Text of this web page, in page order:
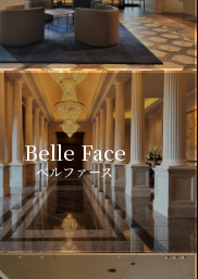
Belle Face
ベルファース